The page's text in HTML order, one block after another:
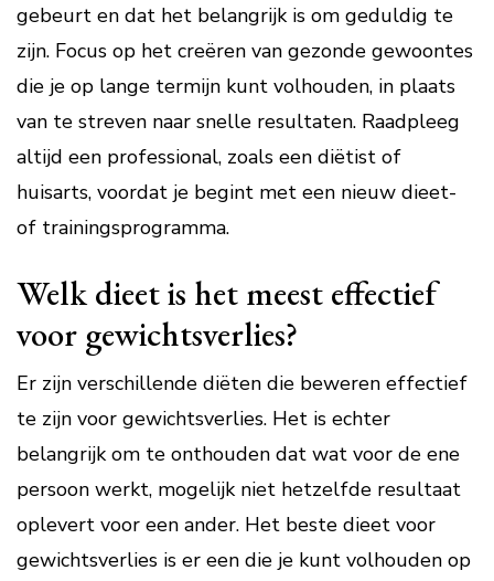
gebeurt en dat het belangrijk is om geduldig te
zijn. Focus op het creëren van gezonde gewoontes
die je op lange termijn kunt volhouden, in plaats
van te streven naar snelle resultaten. Raadpleeg
altijd een professional, zoals een diëtist of
huisarts, voordat je begint met een nieuw dieet-
of trainingsprogramma.
Welk dieet is het meest effectief
voor gewichtsverlies?
Er zijn verschillende diëten die beweren effectief
te zijn voor gewichtsverlies. Het is echter
belangrijk om te onthouden dat wat voor de ene
persoon werkt, mogelijk niet hetzelfde resultaat
oplevert voor een ander. Het beste dieet voor
gewichtsverlies is er een die je kunt volhouden op